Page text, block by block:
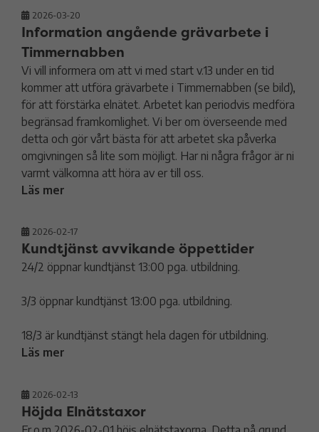
2026-03-20
Information angående grävarbete i
Timmernabben
Vi vill informera om att vi med start v.13 under en tid
kommer att utföra grävarbete i Timmernabben (se bild),
för att förstärka elnätet. Arbetet kan periodvis medföra
begränsad framkomlighet. Vi ber om överseende med
detta och gör vårt bästa för att arbetet ska påverka
omgivningen så lite som möjligt. Har ni några frågor är ni
varmt välkomna att höra av er till oss.
Läs mer
2026-02-17
Kundtjänst avvikande öppettider
24/2 öppnar kundtjänst 13:00 pga. utbildning.
3/3 öppnar kundtjänst 13:00 pga. utbildning.
18/3 är kundtjänst stängt hela dagen för utbildning.
Läs mer
2026-02-13
Höjda Elnätstaxor